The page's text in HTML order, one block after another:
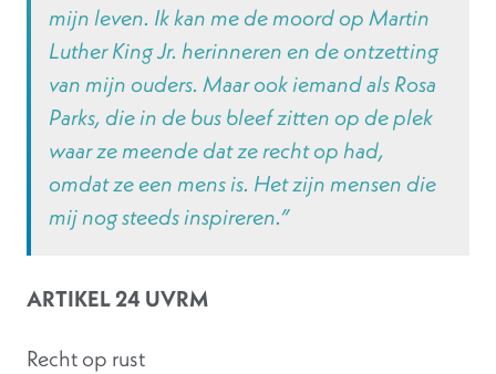
mijn leven. Ik kan me de moord op Martin
Luther King Jr. herinneren en de ontzetting
van mijn ouders. Maar ook iemand als Rosa
Parks, die in de bus bleef zitten op de plek
waar ze meende dat ze recht op had,
omdat ze een mens is. Het zijn mensen die
mij nog steeds inspireren.”
ARTIKEL 24 UVRM
Recht op rust